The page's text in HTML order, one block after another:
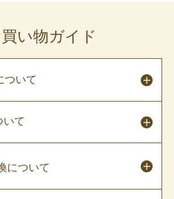
い物ガイド
ついて
いて
について